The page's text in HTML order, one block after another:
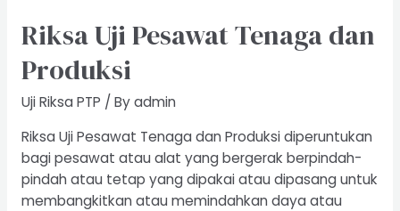
Riksa Uji Pesawat Tenaga dan
Produksi
Uji Riksa PTP / Byadmin
Riksa Uji Pesawat Tenaga dan Produksi diperuntukan
bagi pesawat atau alat yang bergerak berpindah-
pindah atau tetap yang dipakai atau dipasang untuk
membangkitkan atau memindahkan daya atau